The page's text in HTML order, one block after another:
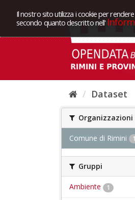
Il nostro sito utilizza i cookie per
secondo quanto descritto nell'
Dataset
Organizzazioni
Comune di Rimini 1
Gruppi
Ambiente 1